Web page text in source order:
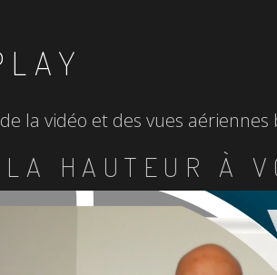
la vidéo et des vues
HAUTEUR À